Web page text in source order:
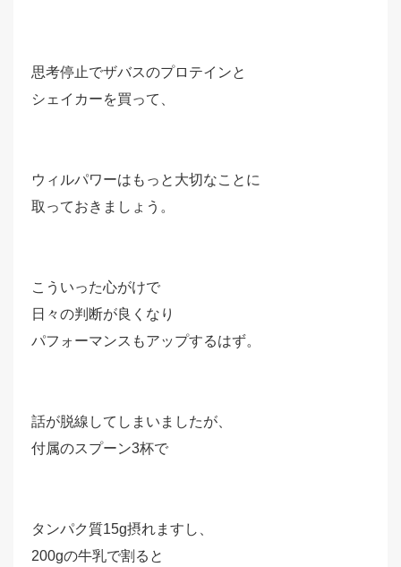
思考停止でザバスのプロテインと
シェイカーを買って、
ウィルパワーはもっと大切なことに
取っておきましょう。
こういった心がけで
日々の判断が良くなり
パフォーマンスもアップするはず。
話が脱線してしまいましたが、
付属のスプーン3杯で
タンパク質15g摂れますし、
200gの牛乳で割ると